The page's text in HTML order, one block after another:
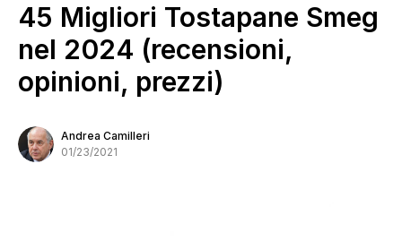
45 Migliori Tostapane Smeg
nel 2024 (recensioni,
opinioni, prezzi)
Andrea Camilleri
01/23/2021